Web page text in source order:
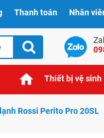
Thanh toán Nhân
Thiết bị vệ sinh
Rossi Perito Pro 20SL